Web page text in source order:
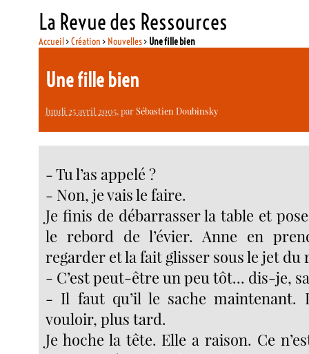
La Revue des Ressources
Accueil>Création > Nouvelles> Une fille bien
Une fille bien
lundi 25 avril 2005, parSébastien Doubinsky
- Tu l’as appelé ?
- Non, je vais le faire.
Je finis de débarrasser la table et
le rebord de l’évier. Anne en
regarder et la fait glisser sous le jet du
- C’est peut-être un peu tôt... dis-je,
- Il faut qu’il le sache maintenant.
vouloir, plus tard.
Je hoche la tête. Elle a raison. Ce